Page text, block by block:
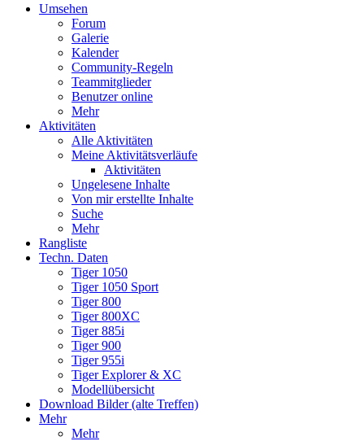
Umsehen
Forum
Galerie
Kalender
Community-Regeln
Teammitglieder
Benutzer online
Mehr
Aktivitäten
Alle Aktivitäten
Meine Aktivitätsverläufe
Aktivitäten
Ungelesene Inhalte
Von mir erstellte Inhalte
Suche
Mehr
Rangliste
Techn. Daten
Tiger 1050
Tiger 1050 Sport
Tiger 800
Tiger 800XC
Tiger 885i
Tiger 900
Tiger 955i
Tiger Explorer & XC
Modellübersicht
Download Bilder (alte Treffen)
Mehr
Mehr